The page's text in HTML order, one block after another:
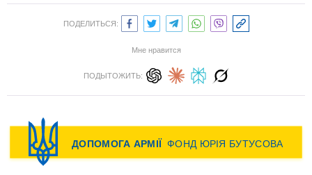
ПОДЕЛИТЬСЯ:
Мне нравится
ПОДЫТОЖИТЬ: